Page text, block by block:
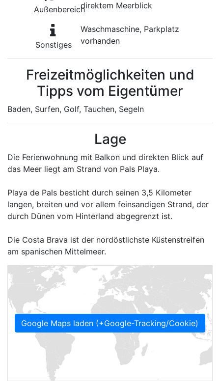
Außenbereichdirektem Meerblick
Sonstiges
Waschmaschine, Parkplatz
vorhanden
Freizeitmöglichkeiten und
Tipps vom Eigentümer
Baden, Surfen, Golf, Tauchen, Segeln
Lage
Die Ferienwohnung mit Balkon und direkten Blick auf
das Meer liegt am Strand von Pals Playa.
Playa de Pals besticht durch seinen 3,5 Kilometer
langen, breiten und vor allem feinsandigen Strand, der
durch Dünen vom Hinterland abgegrenzt ist.
Die Costa Brava ist der nordöstlichste Küstenstreifen
am spanischen Mittelmeer.
Google Maps laden (+Google-Tracking/Cookie)